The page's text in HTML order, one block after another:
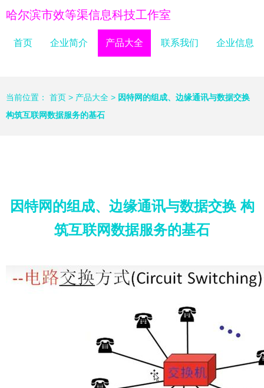
哈尔滨市效等渠信息科技工作室
首页 企业简介 产品大全 联系我们 企业信息
当前位置： 首页 > 产品大全 > 因特网的组成、边缘通讯与数据交换
构筑互联网数据服务的基石
因特网的组成、边缘通讯与数据交换 构
筑互联网数据服务的基石